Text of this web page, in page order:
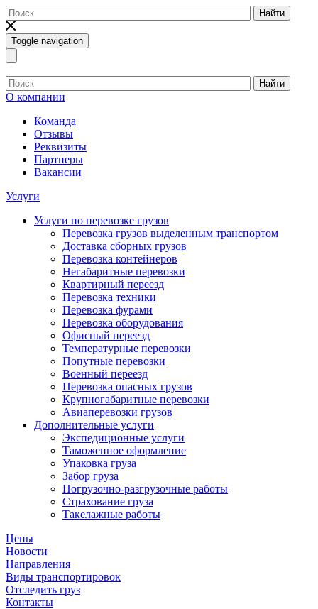
Найти
Toggle navigation
Найти
О компании
Команда
Отзывы
Реквизиты
Партнеры
Вакансии
Услуги
Услуги по перевозке грузов
Перевозка грузов выделенным транспортом
Доставка сборных грузов
Перевозка контейнеров
Негабаритные перевозки
Квартирный переезд
Перевозка техники
Перевозка фурами
Перевозка оборудования
Офисный переезд
Температурные перевозки
Попутные перевозки
Военный переезд
Перевозка опасных грузов
Крупногабаритные перевозки
Авиаперевозки грузов
Дополнительные услуги
Экспедиционные услуги
Таможенное оформление
Упаковка груза
Забор груза
Погрузочно-разгрузочные работы
Страхование груза
Такелажные работы
Цены
Новости
Направления
Виды транспортировок
Отследить груз
Контакты